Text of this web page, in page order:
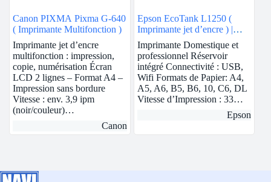
Canon PIXMA Pixma G-640
( Imprimante Multifonction )
Imprimante jet d’encre
multifonction : impression,
copie, numérisation Écran
LCD 2 lignes – Format A4 –
Impression sans bordure
Vitesse : env. 3,9 ipm
(noir/couleur)…
Canon
Epson EcoTank L1250 (
Imprimante jet d’encre ) |
Wifi
Imprimante Domestique et
professionnel Réservoir
intégré Connectivité : USB,
Wifi Formats de Papier: A4,
A5, A6, B5, B6, 10, C6, DL
Vitesse d’Impression : 33…
Epson